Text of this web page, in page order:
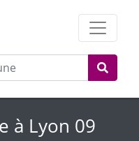
à Lyon 09